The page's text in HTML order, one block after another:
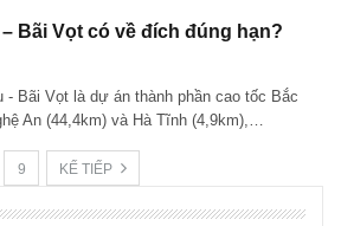
Bãi Vọt có về đích đúng hạn?
- Bãi Vọt là dự án thành phần cao tốc Bắc
An (44,4km) và Hà Tĩnh (4,9km),…
9 KẾ TIẾP